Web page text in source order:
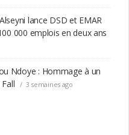
lance DSD et EMAR
000 emplois en deux ans
Ndoye : Hommage à un
3 semaines ago